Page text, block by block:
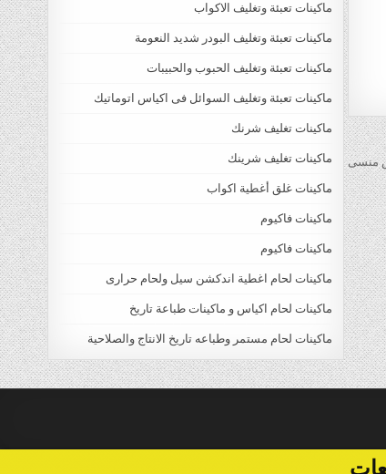
ماكينات تعبئة وتغليف الاكواب
ماكينات تعبئة وتغليف البودر شديد النعومة
ماكينات تعبئة وتغليف الحبوب والحبيبات
ماكينات تعبئة وتغليف السوائل فى اكياس اتوماتيك
ماكينات تغليف شرنك
ماكينات تغليف شرينك
ماكينات غلق أغطية اكواب
ماكينات فاكيوم
ماكينات فاكيوم
ماكينات لحام اغطية اندكشن سيل ولحام حرارى
ماكينات لحام اكياس و ماكينات طباعة تاريخ
ماكينات لحام مستمر وطباعه تاريخ الانتاج والصلاحية